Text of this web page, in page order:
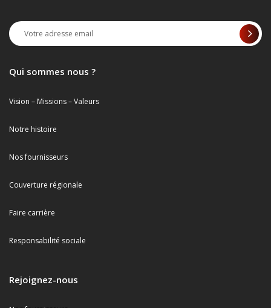
Qui sommes nous ?
Vision – Missions – Valeurs
Notre histoire
Nos fournisseurs
Couverture régionale
Faire carrière
Responsabilité sociale
Rejoignez-nous